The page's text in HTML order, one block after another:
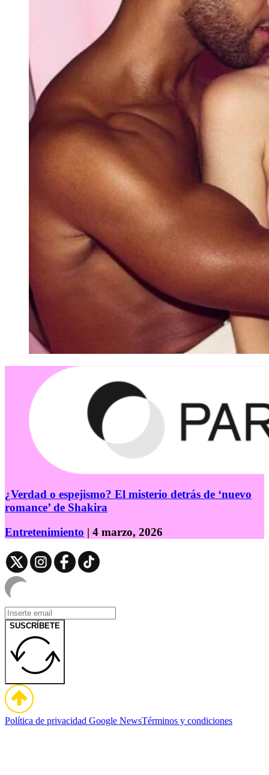
¿Verdad o espejismo? El misterio detrás de ‘nuevo
romance’ de Shakira
Entretenimiento | 4 marzo, 2026
SUSCRÍBETE
Política de privacidad Google NewsTérminos y condiciones